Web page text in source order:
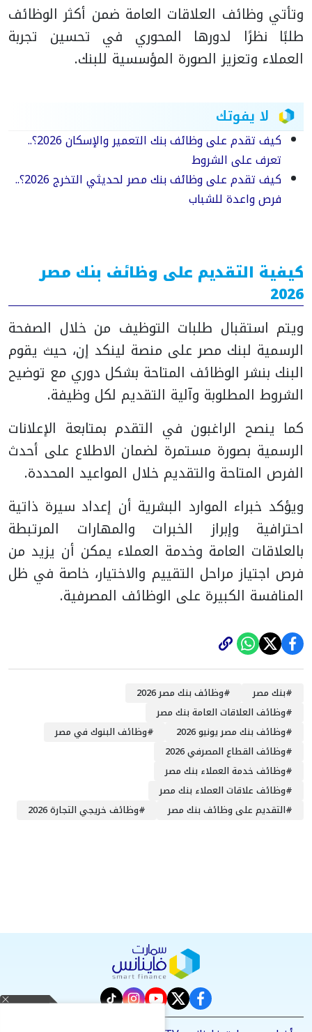
وتأتي وظائف العلاقات العامة ضمن أكثر الوظائف
طلبًا نظرًا لدورها المحوري في تحسين تجربة
العملاء وتعزيز الصورة المؤسسية للبنك.
لا يفوتك
كيف تقدم على وظائف بنك التعمير والإسكان 2026؟..
تعرف على الشروط
كيف تقدم على وظائف بنك مصر لحديثي التخرج 2026؟..
فرص واعدة للشباب
كيفية التقديم على وظائف بنك مصر
2026
ويتم استقبال طلبات التوظيف من خلال الصفحة
الرسمية لبنك مصر على منصة لينكد إن، حيث يقوم
البنك بنشر الوظائف المتاحة بشكل دوري مع توضيح
الشروط المطلوبة وآلية التقديم لكل وظيفة.
كما ينصح الراغبون في التقدم بمتابعة الإعلانات
الرسمية بصورة مستمرة لضمان الاطلاع على أحدث
الفرص المتاحة والتقديم خلال المواعيد المحددة.
ويؤكد خبراء الموارد البشرية أن إعداد سيرة ذاتية
احترافية وإبراز الخبرات والمهارات المرتبطة
بالعلاقات العامة وخدمة العملاء يمكن أن يزيد من
فرص اجتياز مراحل التقييم والاختيار، خاصة في ظل
المنافسة الكبيرة على الوظائف المصرفية.
#بنك مصر #وظائف بنك مصر 2026
#وظائف العلاقات العامة بنك مصر
#وظائف بنك مصر يونيو 2026 #وظائف البنوك في مصر
#وظائف القطاع المصرفي 2026
#وظائف خدمة العملاء بنك مصر
#وظائف علاقات العملاء بنك مصر
#التقديم على وظائف بنك مصر #وظائف خريجي التجارة 2026
facebook
twitter
youtube
instagram
tiktok